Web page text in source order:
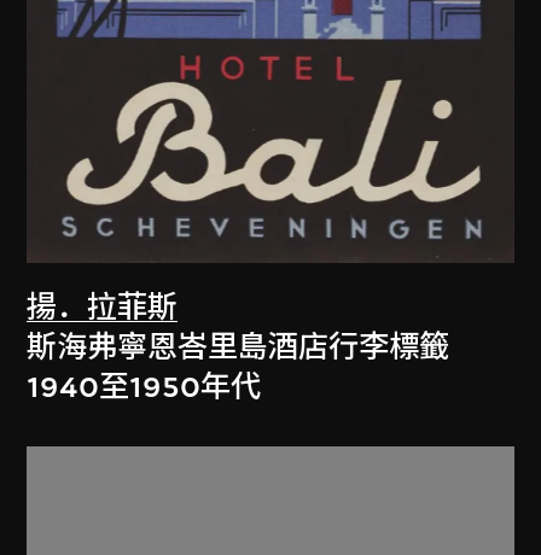
揚．拉菲斯
斯海弗寧恩峇里島酒店行李標籤
1940至1950年代